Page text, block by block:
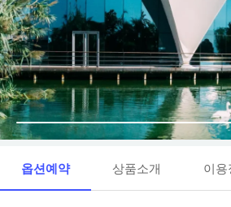
옵션예약 상품소개 이용